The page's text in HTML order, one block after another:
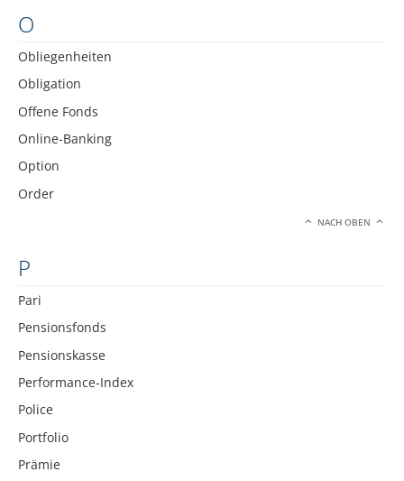
O
Obliegenheiten
Obligation
Offene Fonds
Online-Banking
Option
Order
NACH OBEN
P
Pari
Pensionsfonds
Pensionskasse
Performance-Index
Police
Portfolio
Prämie